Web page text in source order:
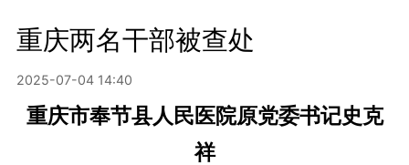
重庆两名干部被查处
2025-07-04 14:40
重庆市奉节县人民医院原党委书记史克
祥